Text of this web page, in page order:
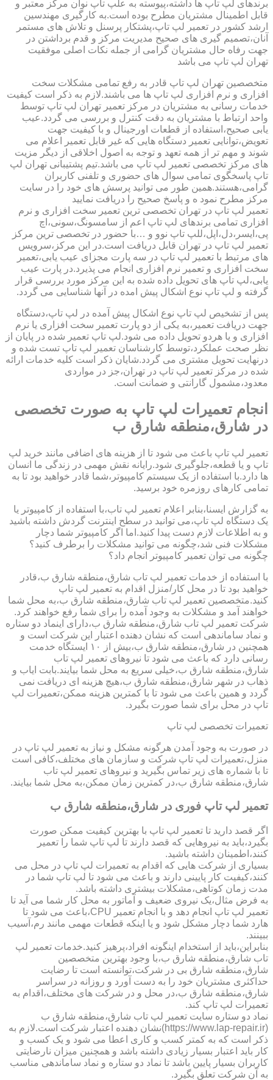
برندهای لپ تاپ ها داشته،پیوسته به علپ تاپ نوان مرکز معتبر و
قابل اطمینال مشتریان مطرح بوده است.به کارگیری مهندسین
ارشد کشور در تعمیر لپ تاپ،پشتکار پرسنل و تلاش های مستمر
آنان،تصمیم گیری های صحیح مدیریت مرکز و قدم برداشتن در
جهت رفاه حال مشتریان گرامی از جمله نکات اصلی موفقیت
تهران لپ تاپ می باشد
متخصصین تهران لپ تاپ قادر به رفع تمامی مشکلات سخت
افزاری و نرم افزاری لپ تاپ ها می باشند.لازم به ذکر است کیفیت
خدمات رسانی به مشتریان در مرکز تعمیر تهران لپ تاپ توسط
واحد ارتباط با مشتریان به دقت کنترل و بررسی می گردد.عیب
یابی صحیح،استفاده از قطعات اورجینال و با کیفیت جهت
تعویض،توانایی تعمیر دستگاه هایی که غیر قابل تعمیر اعلام می
شوند و مهم تر از همه تعهد و توجه به اصول اخلاقی از دیگر مزیت
های مرکز تخصصی تعمیر لپ تاپ می باشد.تیم پشتیبانی تهران لپ
تاپ پاسخگوی تمامی سوال های حضوری و تلفنی کاربران
گرامی،هستند.همین طور می توانید پرسش های خود را در سایت
مرکز مطرح نمود ه و پاسخ صحیح را دریافت نمایید
تعمیر لپ تاپ در تهران تخصصی ترین تعمیر سخت افزاری و نرم
افزاری تمامی برندهای لپ تاپ اعم از سامسونگ،سونی،اچ
پی،ایسر،دل،اپل،للپ تاپ نوو و …با حضور در تخصصی ترین مرکز
تعمیر لپ تاپ در تهران قابل دریافت است.در این مرکز،سرویس
های مرتبط با تعمیر لپ تاپ در سه پارت مجزای عیب یابی،تعمیر
سخت افزاری و تعمیر نرم افزاری انجام می پذیرد.در پارت عیب
یابی،لپ تاپ های تحویل داده شده به این مرکز مورد بررسی قرار
گرفته و لپ تاپ نوع اشکال پیش امده در آنها شناسایی می گردد.
پس از تشخیص لپ تاپ نوع اشکال پیش آمده در لپ تاپ،دستگاه
جهت دریافت تعمیر،به یکی از دو پارت تعمیر سخت افزاری یا نرم
افزاری و یا هردو تحویل داده می شود.لپ تاپ تعمیر شده در پایان از
نظر صحت عملکرد،توسط کارشناسان تعمیر لپ تاپ تست شده و
درنهایت تحویل مشتری می گردد.شایان ذکر است کلیه خدمات ارائه
شده در مرکز تعمیر لپ تاپ در تهران،جز در مواردی
معدود،مشمول گارانتی و ضمانت است.
انجام تعمیرات لپ تاپ به صورت تخصصی
در شارق،منطقه شارق ب
تعمیر لپ تاپ باعث می شود تا از هزینه های اضافی مانند خرید لپ
تاپ و یا قطعه،جلوگیری شود.رایانه نقش مهمی در زندگی ما انسان
ها دارد.با استفاده از یک سیستم کامپیوتر،شما قادر خواهید بود تا به
تمامی کارهای روزمره خود برسید.
به گزارش ایسنا،بنابر اعلام تعمیر لپ تاب،با استفاده از کامپیوتر یا
یک دستگاه لپ تاپ،می توانید در سطح اینترنت گردش داشته باشید
و به اطلاعات لازم دست پیدا کنید.اما اگر کامپیوتر شما دچار
مشکلات فنی شد،چگونه می توانید مشکلات را برطرف کنید؟
چگونه می توان تعمیر کامپیوتر انجام داد؟
با استفاده از خدمات تعمیر لپ تاب شارق،منطقه شارق ب،قادر
خواهید بود تا در محل کار/منزل اقدام به تعمیر لپ تاپ
کنید.متخصصین تعمیر لپ تاب شارق،منطقه شارق ب،به محل شما
خواهند آمد و مشکلات به وجود آمده را برای شما رفع خواهند کرد.
شرکت تعمیر لپ تاب شارق،منطقه شارق ب،دارای اینماد دو ستاره
و نماد ساماندهی است که نشان دهنده اعتبار این شرکت است و
همچنین در شارق،منطقه شارق ب،بیش از ۱۰ ایستگاه خدمت
رسانی دارد که باعث می شود تا نیروهای تعمیر لپ تاب
شارق،منطقه شارق ب،خیلی سریع به محل شما بیایند.بابت ایاب و
ذهاب در شهر شارق،منطقه شارق ب،هیچ هزینه ای دریافت نمی
گردد و همین باعث می شود تا با کمترین هزینه ممکن،تعمیرات لپ
تاپ در محل برای شما صورت بگیرد.
تعمیرات تخصصی لپ تاپ
در صورت به وجود آمدن هرگونه مشکل و نیاز به تعمیر لپ تاپ در
منزل،تعمیرات لپ تاپ شرکت و سازمان های مختلف،کافی است
تا با شماره های زیر تماس بگیرید و نیروهای تعمیر لپ تاب
شارق،منطقه شارق ب،در کمترین زمان ممکن،به محل شما بیایند.
تعمیر لپ تاپ فوری در شارق،منطقه شارق ب
اگر قصد دارید تا تعمیر لپ تاپ با بهترین کیفیت ممکن صورت
بگیرد،باید به نیروهایی که قصد دارند تا لپ تاپ شما را تعمیر
کنند،اطمینان داشته باشید.
بسیاری از شرکت هایی که اقدام به تعمیرات لپ تاپ در محل می
کنند،کیفیت کار پایینی دارند و باعث می شود تا لپ تاپ شما در
مدت زمان کوتاهی،مشکلات بیشتری داشته باشد.
به فرض مثال،یک نیروی ضعیف و آماتور به محل کار شما می آید تا
تعمیر لپ تاپ انجام دهد و با انجام تعمیر CPU،باعث می شود تا
هارد شما دچار مشکل شود و یا اینکه قطعات مهمی مانند رم،آسیب
ببینند.
بنابراین،باید از استخدام اینگونه افراد،پرهیز کنید.خدمات تعمیر لپ
تاب شارق،منطقه شارق ب،با وجود بهترین متخصصین
شارق،منطقه شارق بی در شرکت،توانسته است تا رضایت
حداکثری مشتریان خود را به دست آورد و روزانه در سراسر
شارق،منطقه شارق ب،در محل و در شرکت های مختلف،اقدام به
تعمیرات لپ تاپ کند.
نماد دو ستاره سایت تعمیر لپ تاب شارق،منطقه شارق ب
(https://www.lap-repair.ir)نشان دهنده اعتبار شرکت است.لازم به
ذکر است که به کمتر کسب و کاری اعطا می شود و یک کسب و
کار باید اعتبار بسیار زیادی داشته باشد و همچنین میزان نارضایتی
کاربران بسیار پایین باشد تا نماد دو ستاره و نماد ساماندهی مناسب
به آن شرکت تعلق بگیرد.